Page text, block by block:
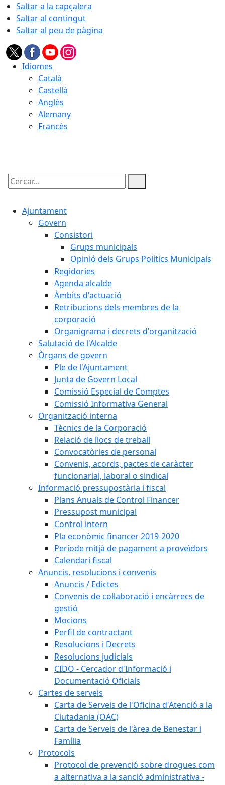
Saltar a la capçalera
Saltar al contingut
Saltar al peu de pàgina
Idiomes
Català
Castellà
Anglès
Alemany
Francès
Cercar:
Ajuntament
Govern
Consistori
Grups municipals
Opinió dels Grups Polítics Municipals
Regidories
Agenda alcalde
Àmbits d'actuació
Retribucions dels membres de la
corporació
Organigrama i decrets d'organització
Salutació de l'Alcalde
Òrgans de govern
Ple de l'Ajuntament
Junta de Govern Local
Comissió Especial de Comptes
Comissió Informativa General
Organització interna
Tècnics de la Corporació
Relació de llocs de treball
Convocatòries de personal
Convenis, acords, pactes de caràcter
funcionarial, laboral o sindical
Informació pressupostària i fiscal
Plans Anuals de Control Financer
Pressupost municipal
Control intern
Pla econòmic financer 2019-2020
Període mitjà de pagament a proveïdors
Calendari fiscal
Anuncis, resolucions i convenis
Anuncis / Edictes
Convenis de col·laboració i encàrrecs de
gestió
Mocions
Perfil de contractant
Resolucions i Decrets
Resolucions judicials
CIDO - Cercador d'Informació i
Documentació Oficials
Cartes de serveis
Carta de Serveis de l'Oficina d'Atenció a la
Ciutadania (OAC)
Carta de Serveis de l'àrea de Benestar i
Família
Protocols
Protocol de prevenció sobre drogues com
a alternativa a la sanció administrativa -